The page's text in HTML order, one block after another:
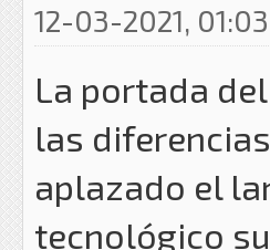
12-03-2021,
La portada
las
aplazado el
tecnológico